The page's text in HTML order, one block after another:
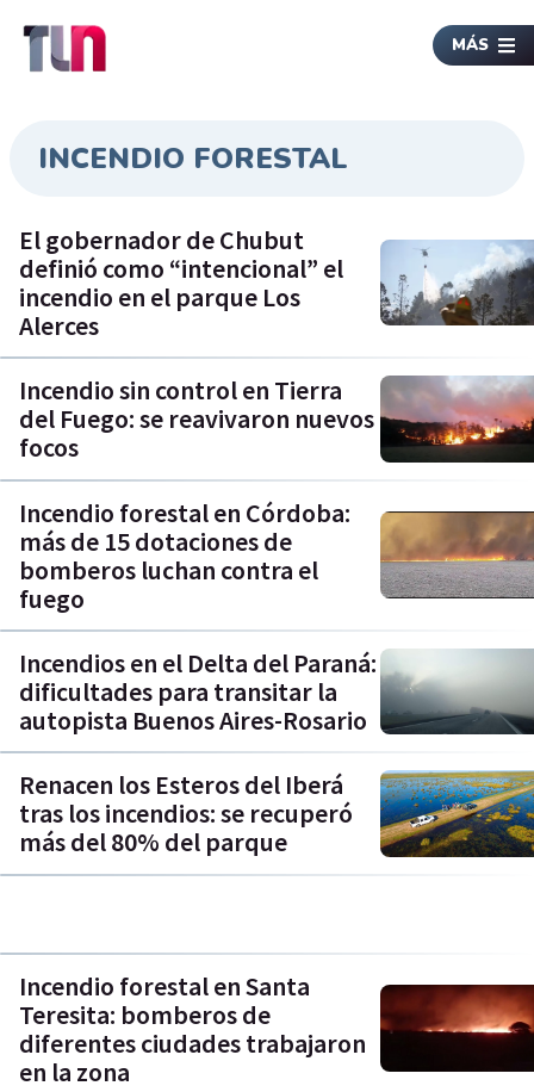
MÁS
INCENDIO FORESTAL
El gobernador de Chubut
definió como “intencional” el
incendio en el parque Los
Alerces
Incendio sin control en Tierra
del Fuego: se reavivaron nuevos
focos
Incendio forestal en Córdoba:
más de 15 dotaciones de
bomberos luchan contra el
fuego
Incendios en el Delta del Paraná:
dificultades para transitar la
autopista Buenos Aires-Rosario
Renacen los Esteros del Iberá
tras los incendios: se recuperó
más del 80% del parque
Incendio forestal en Santa
Teresita: bomberos de
diferentes ciudades trabajaron
en la zona